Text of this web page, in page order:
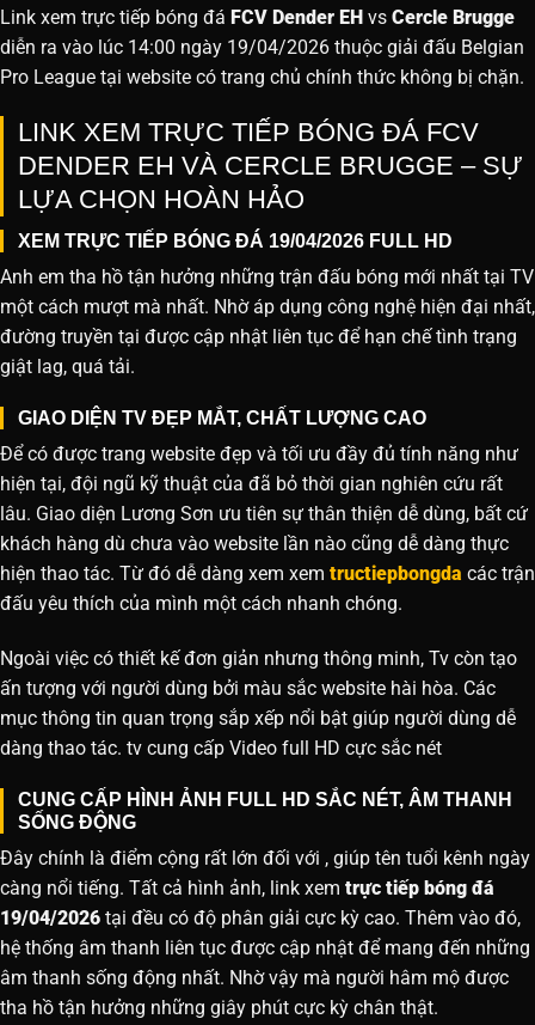
Link xem trực tiếp bóng đá FCV Dender EH vs Cercle Brugge
diễn ra vào lúc 14:00 ngày 19/04/2026 thuộc giải đấu Belgian
Pro League tại website có trang chủ chính thức không bị chặn.
LINK XEM TRỰC TIẾP BÓNG ĐÁ FCV
DENDER EH VÀ CERCLE BRUGGE – SỰ
LỰA CHỌN HOÀN HẢO
XEM TRỰC TIẾP BÓNG ĐÁ 19/04/2026 FULL HD
Anh em tha hồ tận hưởng những trận đấu bóng mới nhất tại TV
một cách mượt mà nhất. Nhờ áp dụng công nghệ hiện đại nhất,
đường truyền tại được cập nhật liên tục để hạn chế tình trạng
giật lag, quá tải.
GIAO DIỆN TV ĐẸP MẮT, CHẤT LƯỢNG CAO
Để có được trang website đẹp và tối ưu đầy đủ tính năng như
hiện tại, đội ngũ kỹ thuật của đã bỏ thời gian nghiên cứu rất
lâu. Giao diện Lương Sơn ưu tiên sự thân thiện dễ dùng, bất cứ
khách hàng dù chưa vào website lần nào cũng dễ dàng thực
hiện thao tác. Từ đó dễ dàng xem xem tructiepbongda các trận
đấu yêu thích của mình một cách nhanh chóng.
Ngoài việc có thiết kế đơn giản nhưng thông minh, Tv còn tạo
ấn tượng với người dùng bởi màu sắc website hài hòa. Các
mục thông tin quan trọng sắp xếp nổi bật giúp người dùng dễ
dàng thao tác. tv cung cấp Video full HD cực sắc nét
CUNG CẤP HÌNH ẢNH FULL HD SẮC NÉT, ÂM THANH
SỐNG ĐỘNG
Đây chính là điểm cộng rất lớn đối với , giúp tên tuổi kênh ngày
càng nổi tiếng. Tất cả hình ảnh, link xem trực tiếp bóng đá
19/04/2026 tại đều có độ phân giải cực kỳ cao. Thêm vào đó,
hệ thống âm thanh liên tục được cập nhật để mang đến những
âm thanh sống động nhất. Nhờ vậy mà người hâm mộ được
tha hồ tận hưởng những giây phút cực kỳ chân thật.